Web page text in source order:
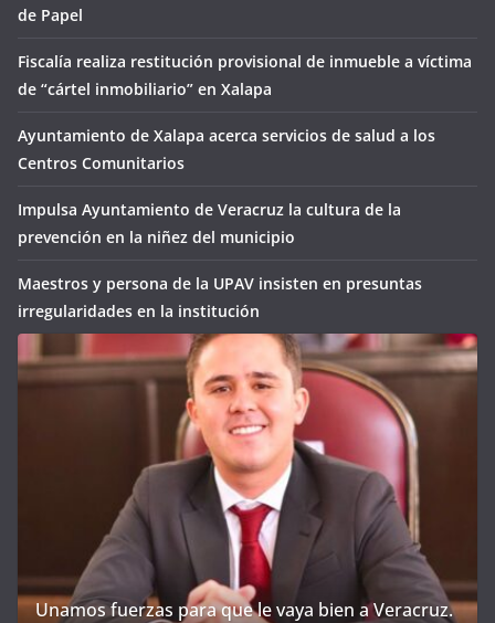
de Papel
Fiscalía realiza restitución provisional de inmueble a víctima
de “cártel inmobiliario” en Xalapa
Ayuntamiento de Xalapa acerca servicios de salud a los
Centros Comunitarios
Impulsa Ayuntamiento de Veracruz la cultura de la
prevención en la niñez del municipio
Maestros y persona de la UPAV insisten en presuntas
irregularidades en la institución
Unamos fuerzas para que le vaya bien a Veracruz.